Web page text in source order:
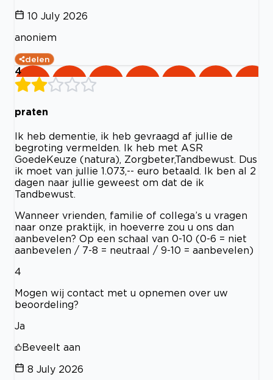
10 July 2026
anoniem
delen
4
praten
Ik heb dementie, ik heb gevraagd af jullie de
begroting vermelden. Ik heb met ASR
GoedeKeuze (natura), Zorgbeter,Tandbewust. Dus
ik moet van jullie 1.073,-- euro betaald. Ik ben al 2
dagen naar jullie geweest om dat de ik
Tandbewust.
Wanneer vrienden, familie of collega’s u vragen
naar onze praktijk, in hoeverre zou u ons dan
aanbevelen? Op een schaal van 0-10 (0-6 = niet
aanbevelen / 7-8 = neutraal / 9-10 = aanbevelen)
4
Mogen wij contact met u opnemen over uw
beoordeling?
Ja
Beveelt aan
8 July 2026